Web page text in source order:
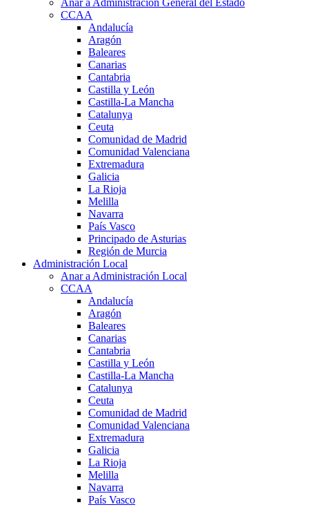
CCAA
Andalucía
Aragón
Baleares
Canarias
Cantabria
Castilla y León
Castilla-La Mancha
Catalunya
Ceuta
Comunidad de Madrid
Comunidad Valenciana
Extremadura
Galicia
La Rioja
Melilla
Navarra
País Vasco
Principado de Asturias
Región de Murcia
Administración Local
Anar a Administración Local
CCAA
Andalucía
Aragón
Baleares
Canarias
Cantabria
Castilla y León
Castilla-La Mancha
Catalunya
Ceuta
Comunidad de Madrid
Comunidad Valenciana
Extremadura
Galicia
La Rioja
Melilla
Navarra
País Vasco